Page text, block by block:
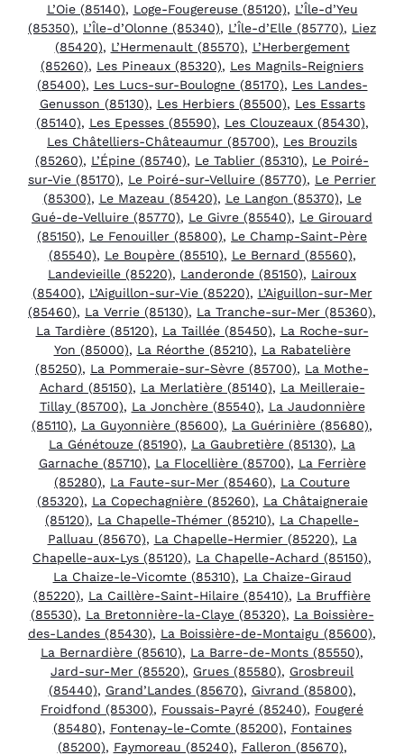
L’Oie (85140), Loge-Fougereuse (85120), L’Île-d’Yeu
(85350), L’Île-d’Olonne (85340), L’Île-d’Elle (85770), Liez
(85420), L’Hermenault (85570), L’Herbergement
(85260), Les Pineaux (85320), Les Magnils-Reigniers
(85400), Les Lucs-sur-Boulogne (85170), Les Landes-
Genusson (85130), Les Herbiers (85500), Les Essarts
(85140), Les Epesses (85590), Les Clouzeaux (85430),
Les Châtelliers-Châteaumur (85700), Les Brouzils
(85260), L’Épine (85740), Le Tablier (85310), Le Poiré-
sur-Vie (85170), Le Poiré-sur-Velluire (85770), Le Perrier
(85300), Le Mazeau (85420), Le Langon (85370), Le
Gué-de-Velluire (85770), Le Givre (85540), Le Girouard
(85150), Le Fenouiller (85800), Le Champ-Saint-Père
(85540), Le Boupère (85510), Le Bernard (85560),
Landevieille (85220), Landeronde (85150), Lairoux
(85400), L’Aiguillon-sur-Vie (85220), L’Aiguillon-sur-Mer
(85460), La Verrie (85130), La Tranche-sur-Mer (85360),
La Tardière (85120), La Taillée (85450), La Roche-sur-
Yon (85000), La Réorthe (85210), La Rabatelière
(85250), La Pommeraie-sur-Sèvre (85700), La Mothe-
Achard (85150), La Merlatière (85140), La Meilleraie-
Tillay (85700), La Jonchère (85540), La Jaudonnière
(85110), La Guyonnière (85600), La Guérinière (85680),
La Génétouze (85190), La Gaubretière (85130), La
Garnache (85710), La Flocellière (85700), La Ferrière
(85280), La Faute-sur-Mer (85460), La Couture
(85320), La Copechagnière (85260), La Châtaigneraie
(85120), La Chapelle-Thémer (85210), La Chapelle-
Palluau (85670), La Chapelle-Hermier (85220), La
Chapelle-aux-Lys (85120), La Chapelle-Achard (85150),
La Chaize-le-Vicomte (85310), La Chaize-Giraud
(85220), La Caillère-Saint-Hilaire (85410), La Bruffière
(85530), La Bretonnière-la-Claye (85320), La Boissière-
des-Landes (85430), La Boissière-de-Montaigu (85600),
La Bernardière (85610), La Barre-de-Monts (85550),
Jard-sur-Mer (85520), Grues (85580), Grosbreuil
(85440), Grand’Landes (85670), Givrand (85800),
Froidfond (85300), Foussais-Payré (85240), Fougeré
(85480), Fontenay-le-Comte (85200), Fontaines
(85200), Faymoreau (85240), Falleron (85670),